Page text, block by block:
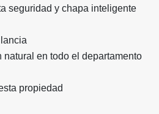
seguridad y chapa inteligente
en todo el departamento
propiedad